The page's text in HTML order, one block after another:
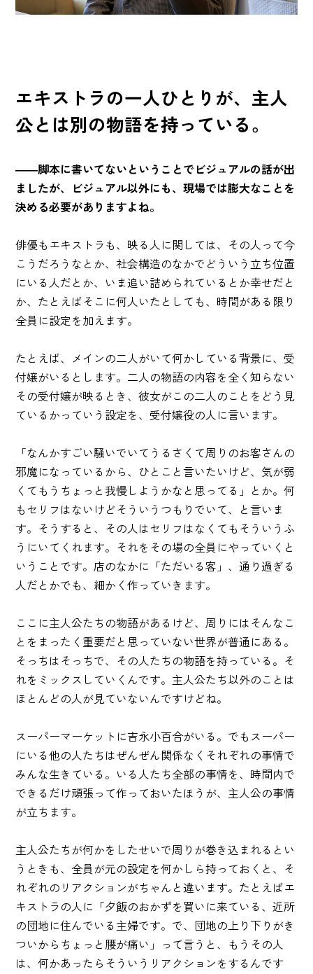
エキストラの一人ひとりが、主人
公とは別の物語を持っている。
――脚本に書いてないということでビジュアルの話が出
ましたが、ビジュアル以外にも、現場では膨大なことを
決める必要がありますよね。
俳優もエキストラも、映る人に関しては、その人って今
こうだろうなとか、社会構造のなかでどういう立ち位置
にいる人だとか、いま追い詰められているとか幸せだと
か、たとえばそこに何人いたとしても、時間がある限り
全員に設定を加えます。
たとえば、メインの二人がいて何かしている背景に、受
付嬢がいるとします。二人の物語の内容を全く知らない
その受付嬢が映るとき、彼女がこの二人のことをどう見
ているかっていう設定を、受付嬢役の人に言います。
「なんかすごい騒いでいてうるさくて周りのお客さんの
邪魔になっているから、ひとこと言いたいけど、気が弱
くてもうちょっと我慢しようかなと思ってる」とか。何
もセリフはないけどそういうつもりでいて、と言いま
す。そうすると、その人はセリフはなくてもそういうふ
うにいてくれます。それをその場の全員にやっていくと
いうことです。店のなかに「ただいる客」、通り過ぎる
人だとかでも、細かく作っていきます。
ここに主人公たちの物語があるけど、周りにはそんなこ
とをまったく重要だと思っていない世界が普通にある。
そっちはそっちで、その人たちの物語を持っている。そ
れをミックスしていくんです。主人公たち以外のことは
ほとんどの人が見ていないんですけどね。
スーパーマーケットに吉永小百合がいる。でもスーパー
にいる他の人たちはぜんぜん関係なくそれぞれの事情で
みんな生きている。いる人たち全部の事情を、時間内で
できるだけ頑張って作っておいたほうが、主人公の事情
が立ちます。
主人公たちが何かをしたせいで周りが巻き込まれるとい
うときも、全員が元の設定を何かしら持っておくと、そ
れぞれのリアクションがちゃんと違います。たとえばエ
キストラの人に「夕飯のおかずを買いに来ている、近所
の団地に住んでいる主婦です。で、団地の上り下りがき
ついからちょっと腰が痛い」って言うと、もうその人
は、何かあったらそういうリアクションをするんです